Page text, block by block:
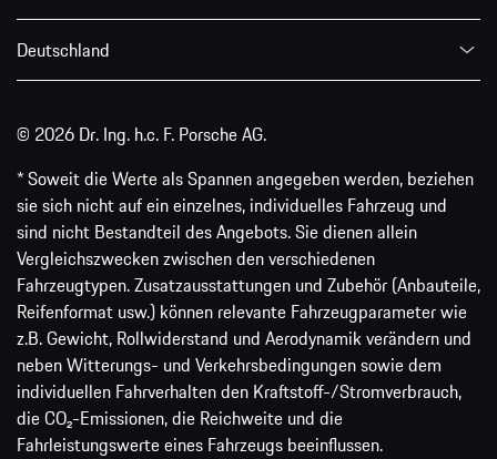
Deutschland
© 2026 Dr. Ing. h.c. F. Porsche AG.
* Soweit die Werte als Spannen angegeben werden, beziehen
sie sich nicht auf ein einzelnes, individuelles Fahrzeug und
sind nicht Bestandteil des Angebots. Sie dienen allein
Vergleichszwecken zwischen den verschiedenen
Fahrzeugtypen. Zusatzausstattungen und Zubehör (Anbauteile,
Reifenformat usw.) können relevante Fahrzeugparameter wie
z.B. Gewicht, Rollwiderstand und Aerodynamik verändern und
neben Witterungs- und Verkehrsbedingungen sowie dem
individuellen Fahrverhalten den Kraftstoff-/Stromverbrauch,
die CO₂-Emissionen, die Reichweite und die
Fahrleistungswerte eines Fahrzeugs beeinflussen.